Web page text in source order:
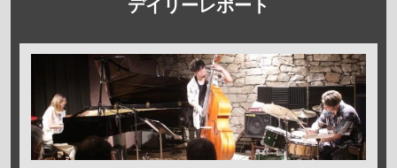
デイリーレポート